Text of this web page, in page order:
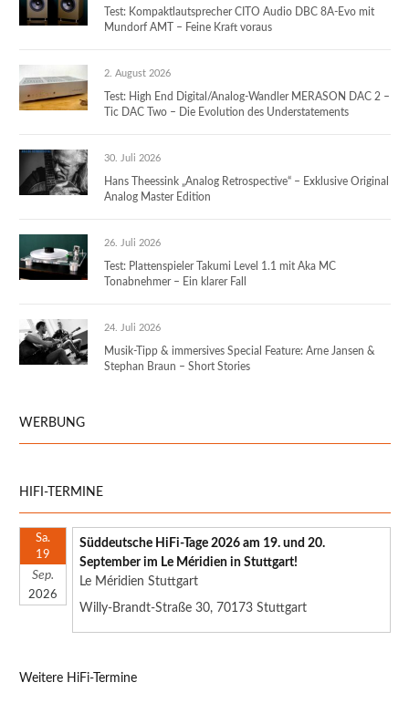
Test: Kompaktlautsprecher CITO Audio DBC 8A-Evo mit
Mundorf AMT – Feine Kraft voraus
2. August 2026
Test: High End Digital/Analog-Wandler MERASON DAC 2 –
Tic DAC Two – Die Evolution des Understatements
30. Juli 2026
Hans Theessink „Analog Retrospective“ – Exklusive Original
Analog Master Edition
26. Juli 2026
Test: Plattenspieler Takumi Level 1.1 mit Aka MC
Tonabnehmer – Ein klarer Fall
24. Juli 2026
Musik-Tipp & immersives Special Feature: Arne Jansen &
Stephan Braun – Short Stories
WERBUNG
HIFI-TERMINE
Sa.
19
Sep.
2026
Süddeutsche HiFi-Tage 2026 am 19. und 20.
September im Le Méridien in Stuttgart!
Le Méridien Stuttgart
Willy-Brandt-Straße 30, 70173 Stuttgart
Weitere HiFi-Termine